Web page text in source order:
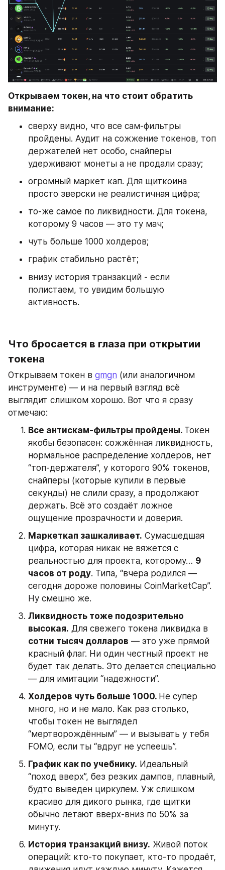
Открываем токен, на что стоит обратить
внимание:
сверху видно, что все сам-фильтры
пройдены. Аудит на сожжение токенов, топ
держателей нет особо, снайперы
удерживают монеты а не продали сразу;
огромный маркет кап. Для щиткоина
просто зверски не реалистичная цифра;
то-же самое по ликвидности. Для токена,
которому 9 часов — это ту мач;
чуть больше 1000 холдеров;
график стабильно растёт;
внизу история транзакций - если
полистаем, то увидим большую
активность.
Что бросается в глаза при открытии
токена
Открываем токен в gmgn (или аналогичном
инструменте) — и на первый взгляд всё
выглядит слишком хорошо. Вот что я сразу
отмечаю:
Все антискам-фильтры пройдены. Токен
якобы безопасен: сожжённая ликвидность,
нормальное распределение холдеров, нет
“топ-держателя”, у которого 90% токенов,
снайперы (которые купили в первые
секунды) не слили сразу, а продолжают
держать. Всё это создаёт ложное
ощущение прозрачности и доверия.
Маркеткап зашкаливает. Сумасшедшая
цифра, которая никак не вяжется с
реальностью для проекта, которому… 9
часов от роду. Типа, “вчера родился —
сегодня дороже половины CoinMarketCap”.
Ну смешно же.
Ликвидность тоже подозрительно
высокая.
сотни тысяч долларов — это уже прямой
красный флаг. Ни один честный проект не
будет так делать. Это делается специально
— для имитации “надежности”.
Холдеров чуть больше 1000. Не супер
много, но и не мало. Как раз столько,
чтобы токен не выглядел
“мертворождённым” — и вызывать у тебя
FOMO, если ты “вдруг не успеешь”.
График как по учебнику. Идеальный
“поход вверх”, без резких дампов, плавный,
будто выведен циркулем. Уж слишком
красиво для дикого рынка, где щитки
обычно летают вверх-вниз по 50% за
минуту.
История транзакций внизу. Живой поток
операций: кто-то покупает, кто-то продаёт,